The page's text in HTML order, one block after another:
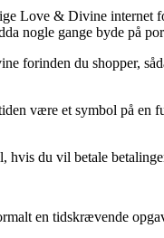
Love & Divine internet
nogle gange byde på
forinden du shopper,
være et symbol på en
hvis du vil betale
en tidskrævende